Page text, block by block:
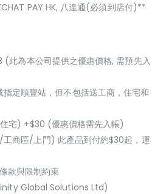
PAY HK, 八達通(必須到店付)**
(此為本公司提供之優惠價格, 需預先入
定順豐站，但不包括送工商，住宅和
宅) +$30 (優惠價格需先入帳)
商區/上門) 此產品到付約$30起，運
款與限制約束
Global Solutions Ltd)